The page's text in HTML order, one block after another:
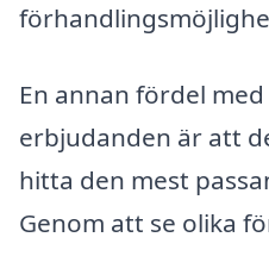
En annan fördel
erbjudanden är att
hitta den mest
Genom att se olika